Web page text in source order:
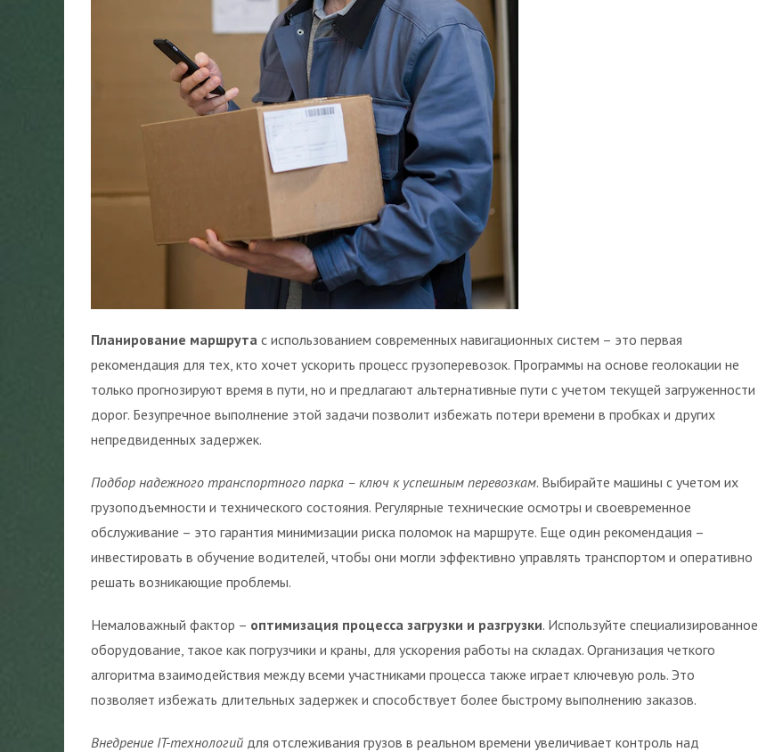
Планирование маршрута с использованием современных навигационных систем – это первая
рекомендация для тех, кто хочет ускорить процесс грузоперевозок. Программы на основе геолокации не
только прогнозируют время в пути, но и предлагают альтернативные пути с учетом текущей загруженности
дорог. Безупречное выполнение этой задачи позволит избежать потери времени в пробках и других
непредвиденных задержек.
Подбор надежного транспортного парка – ключ к успешным перевозкам. Выбирайте машины с учетом их
грузоподъемности и технического состояния. Регулярные технические осмотры и своевременное
обслуживание – это гарантия минимизации риска поломок на маршруте. Еще один рекомендация –
инвестировать в обучение водителей, чтобы они могли эффективно управлять транспортом и оперативно
решать возникающие проблемы.
Немаловажный фактор – оптимизация процесса загрузки и разгрузки. Используйте специализированное
оборудование, такое как погрузчики и краны, для ускорения работы на складах. Организация четкого
алгоритма взаимодействия между всеми участниками процесса также играет ключевую роль. Это
позволяет избежать длительных задержек и способствует более быстрому выполнению заказов.
Внедрение IT-технологий для отслеживания грузов в реальном времени увеличивает контроль над